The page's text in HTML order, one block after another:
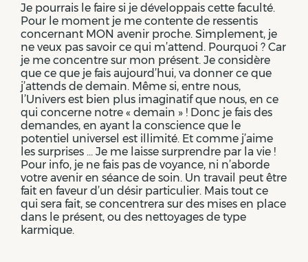
Je pourrais le faire si je développais cette faculté.
Pour le moment je me contente de ressentis
concernant MON avenir proche. Simplement, je
ne veux pas savoir ce qui m’attend. Pourquoi ? Car
je me concentre sur mon présent. Je considère
que ce que je fais aujourd’hui, va donner ce que
j’attends de demain. Même si, entre nous,
l’Univers est bien plus imaginatif que nous, en ce
qui concerne notre « demain » ! Donc je fais des
demandes, en ayant la conscience que le
potentiel universel est illimité. Et comme j’aime
les surprises … Je me laisse surprendre par la vie !
Pour info, je ne fais pas de voyance, ni n’aborde
votre avenir en séance de soin. Un travail peut être
fait en faveur d’un désir particulier. Mais tout ce
qui sera fait, se concentrera sur des mises en place
dans le présent, ou des nettoyages de type
karmique.